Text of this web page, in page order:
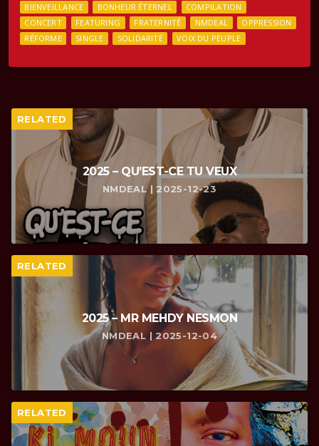
BIENVEILLANCE
BONHEUR ÉTERNEL
COMPILATION
CONCERT
FEATURING FRATERNITÉ NMDEAL
OPPRESSION
RÉFORME
SINGLE SOLIDARITÉ VOIX DU PEUPLE
RELATED
2025 – QU’EST-CE TU VEUX
NMDEAL | 2025-12-23
RELATED
2025 – MR MEHDY NESMON
NMDEAL | 2025-12-04
RELATED